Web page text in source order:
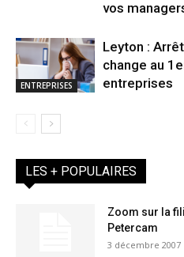
vos
ENTREPRISES
Leyton :
change au
entreprises
LES + POPULAIRES
Zoom sur la
Petercam
3 décembre 2007